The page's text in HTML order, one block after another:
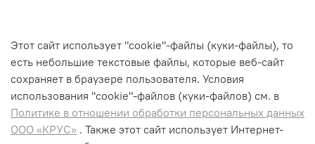
Вес с упаковкой (кг)
Этот сайт использует "cookie"-файлы (куки-файлы), то
есть небольшие текстовые файлы, которые веб-сайт
сохраняет в браузере пользователя. Условия
использования "cookiе"-файлов (куки-файлов) см. в
Политике в отношении обработки персональных данных
ООО «КРУС» . Также этот сайт использует Интернет-